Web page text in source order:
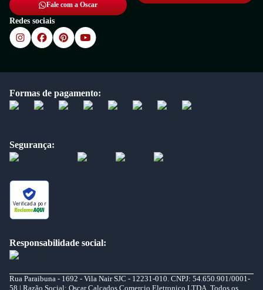
Fale com a Oscar
Redes sociais
Formas de pagamento:
Segurança:
Verificada por
Responsabilidade social:
Rua Paraibuna - 1692 - Vila Nair SJC - 12231-010. CNPJ: 54.650.901/0001-
58 | Razão Social: Oscar Calcados Comercio Eletronico LTDA. Todos os